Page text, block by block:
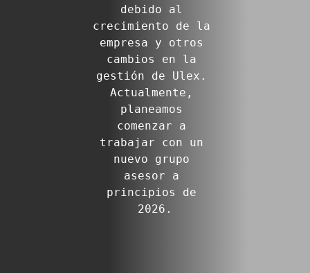
debido al
crecimiento de la
empresa y otros
cambios en la
gestión de Ulex.
Actualmente,
planeamos
comenzar a
trabajar con un
nuevo grupo
asesor a
principios de
2026.